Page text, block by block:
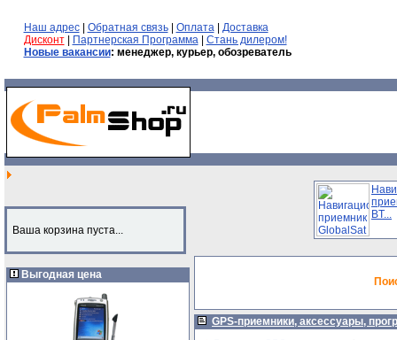
Наш адрес| Обратная связь| Оплата| Доставка
Дисконт| Партнерская Программа| Стань дилером!
Новые вакансии: менеджер, курьер, обозреватель
Ваша корзина пуста...
Выгодная цена
BT...
GPS-приемники, аксессуары,